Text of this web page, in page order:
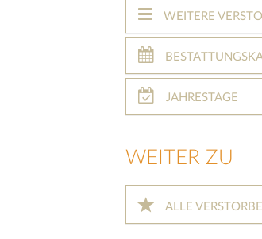
WEITERE
JAHRESTAGE
WEITER ZU
ALLE